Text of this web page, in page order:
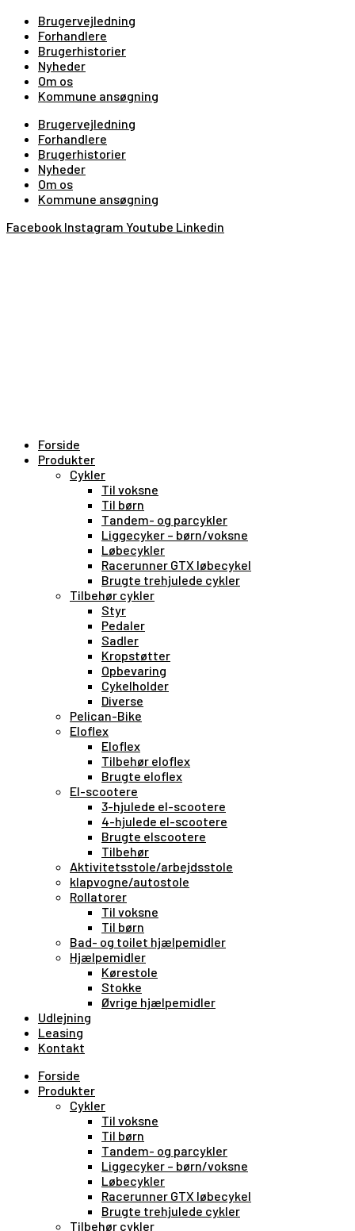
Brugervejledning
Forhandlere
Brugerhistorier
Nyheder
Om os
Kommune ansøgning
Brugervejledning
Forhandlere
Brugerhistorier
Nyheder
Om os
Kommune ansøgning
Facebook Instagram Youtube Linkedin
Forside
Produkter
Cykler
Til voksne
Til børn
Tandem- og parcykler
Liggecyker – børn/voksne
Løbecykler
Racerunner GTX løbecykel
Brugte trehjulede cykler
Tilbehør cykler
Styr
Pedaler
Sadler
Kropstøtter
Opbevaring
Cykelholder
Diverse
Pelican-Bike
Eloflex
Eloflex
Tilbehør eloflex
Brugte eloflex
El-scootere
3-hjulede el-scootere
4-hjulede el-scootere
Brugte elscootere
Tilbehør
Aktivitetsstole/arbejdsstole
klapvogne/autostole
Rollatorer
Til voksne
Til børn
Bad- og toilet hjælpemidler
Hjælpemidler
Kørestole
Stokke
Øvrige hjælpemidler
Udlejning
Leasing
Kontakt
Forside
Produkter
Cykler
Til voksne
Til børn
Tandem- og parcykler
Liggecyker – børn/voksne
Løbecykler
Racerunner GTX løbecykel
Brugte trehjulede cykler
Tilbehør cykler